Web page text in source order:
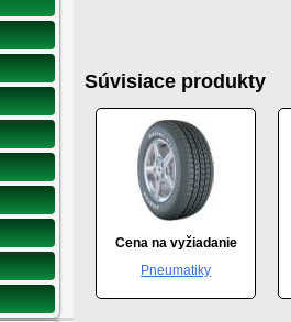
Súvisiace produkty
Cena na vyžiadanie
Pneumatiky